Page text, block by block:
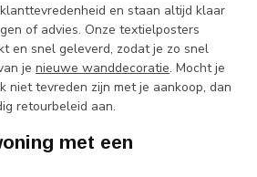
en staan altijd klaar
of advies. Onze textielposters
en snel geleverd, zodat je zo snel
je nieuwe wanddecoratie. Mocht je
niet tevreden zijn met je aankoop, dan
retourbeleid aan.
met een